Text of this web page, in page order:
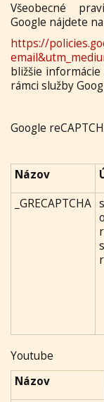
Všeobecné
Google nájdete
https://
bližšie
rámci služby
Google
Názov
_GRECAPTCHA
Youtube
Názov